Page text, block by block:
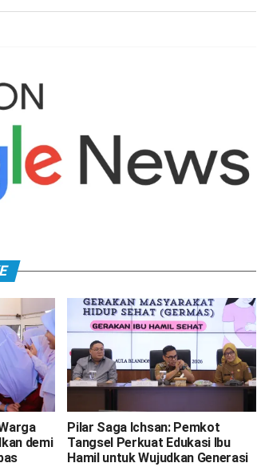
demi
Pilar Saga Ichsan: Pemkot
Tangsel Perkuat Edukasi Ibu
Hamil untuk Wujudkan Generasi